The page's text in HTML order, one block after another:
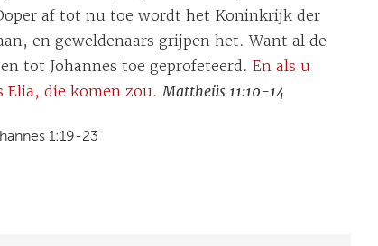
af tot nu toe wordt het Koninkrijk der
en geweldenaars grijpen het. Want al de
tot Johannes toe geprofeteerd.En als u
die komen zou. Mattheüs 11:10-14
1:19-23